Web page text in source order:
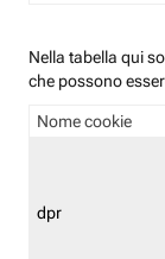
Nella tabella qui
che possono
Nome cookie
dpr